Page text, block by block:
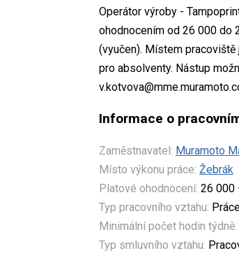
Operátor výroby -
ohodnocením od 26 000 do
(vyučen). Místem pracoviště
pro absolventy. Nástup
Informace o
Zaměstnavatel: Muramoto
Místo výkonu práce: Žebrák
Platové ohodnocení: 26 000
Typ pracovního vztahu:
Minimální počet hodin týdně:
Typ smluvního vztahu: